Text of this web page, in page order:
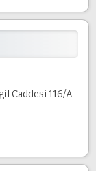
Caddesi 116/A